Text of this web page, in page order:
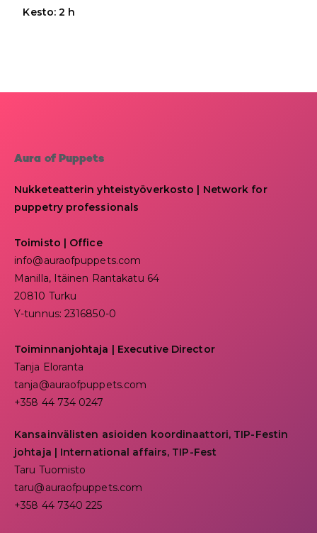
Kesto: 2 h
Aura of Puppets
Nukketeatterin yhteistyöverkosto | Network for
puppetry professionals
Toimisto | Office
info@auraofpuppets.com
Manilla, Itäinen Rantakatu 64
20810 Turku
Y-tunnus: 2316850-0
Toiminnanjohtaja | Executive Director
Tanja Eloranta
tanja@auraofpuppets.com
+358 44 734 0247
Kansainvälisten asioiden koordinaattori, TIP-Festin
johtaja | International affairs, TIP-Fest
Taru Tuomisto
taru@auraofpuppets.com
+358 44 7340 225